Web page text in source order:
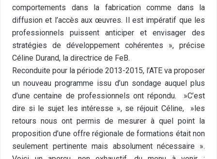
comportements dans la fabrication comme dans la
diffusion et l’accès aux œuvres. Il est impératif que les
professionnels puissent anticiper et envisager des
stratégies de développement cohérentes », précise
Céline Durand, la directrice de FeB.
Reconduite pour la période 2013-2015, l’ATE va proposer
un nouveau programme issu d’un sondage auquel plus
d’une centaine de professionnels ont répondu. »C’est
dire si le sujet les intéresse », se réjouit Céline, »les
retours nous ont permis de mesurer à quel point la
proposition d’une offre régionale de formations était non
seulement pertinente mais absolument nécessaire ».